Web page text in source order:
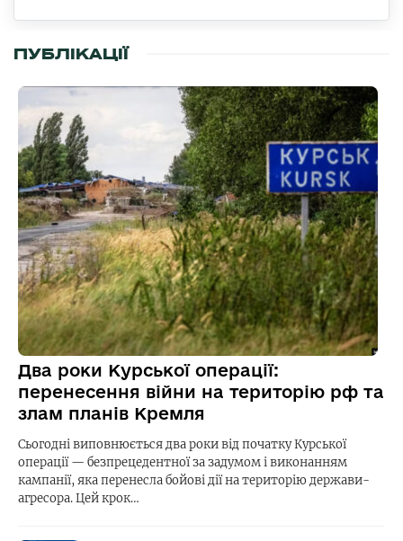
ПУБЛІКАЦІЇ
Два роки Курської операції:
перенесення війни на територію рф та
злам планів Кремля
Сьогодні виповнюється два роки від початку Курської
операції — безпрецедентної за задумом і виконанням
кампанії, яка перенесла бойові дії на територію держави-
агресора. Цей крок…